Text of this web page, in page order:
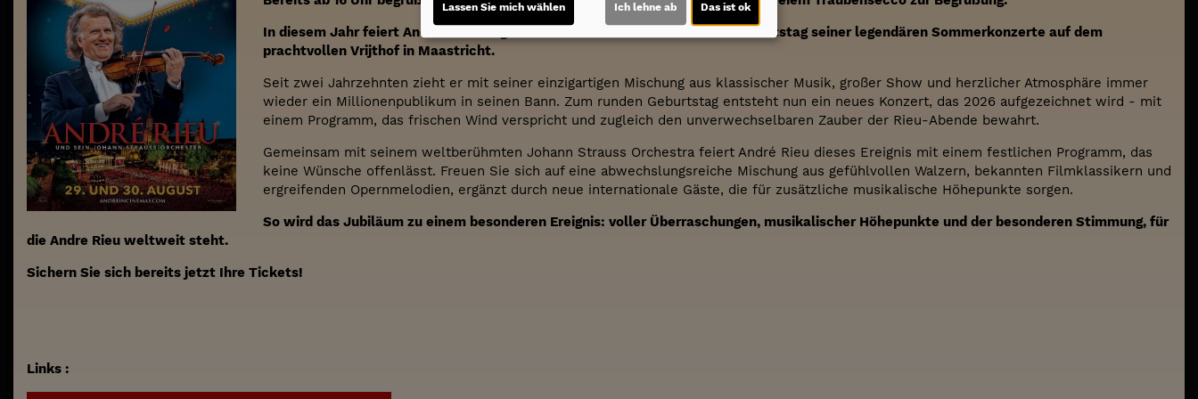
In diesem Jahr feiert Andre Rieu ein ganz besonderes Jubiläum: den 20. Geburtstag seiner legendären Sommerkonzerte auf dem
prachtvollen Vrijthof in Maastricht.
Seit zwei Jahrzehnten zieht er mit seiner einzigartigen Mischung aus klassischer Musik, großer Show und herzlicher Atmosphäre immer
wieder ein Millionenpublikum in seinen Bann. Zum runden Geburtstag entsteht nun ein neues Konzert, das 2026 aufgezeichnet wird - mit
einem Programm, das frischen Wind verspricht und zugleich den unverwechselbaren Zauber der Rieu-Abende bewahrt.
Gemeinsam mit seinem weltberühmten Johann Strauss Orchestra feiert André Rieu dieses Ereignis mit einem festlichen Programm, das
keine Wünsche offenlässt. Freuen Sie sich auf eine abwechslungsreiche Mischung aus gefühlvollen Walzern, bekannten Filmklassikern und
ergreifenden Opernmelodien, ergänzt durch neue internationale Gäste, die für zusätzliche musikalische Höhepunkte sorgen.
So wird das Jubiläum zu einem besonderen Ereignis: voller Überraschungen, musikalischer Höhepunkte und der besonderen Stimmung, für
die Andre Rieu weltweit steht.
Sichern Sie sich bereits jetzt Ihre Tickets!
Links :
Lassen Sie mich wählen Ich lehne ab Das ist ok